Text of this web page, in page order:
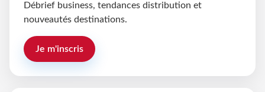
Débrief business, tendances distribution et
nouveautés destinations.
Je m'inscris